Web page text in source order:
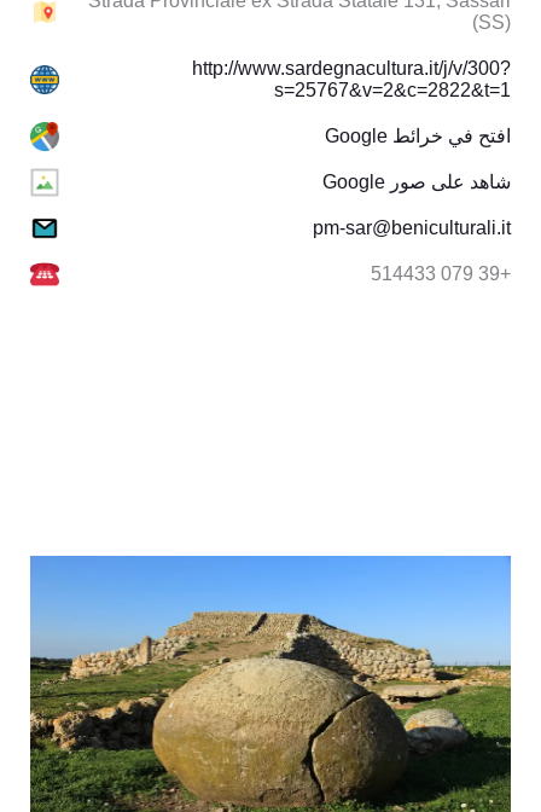
(SS)
http://www.sardegnacultura.it/j/v/300?
s=25767&v=2&c=2822&t=1
افتح في خرائط Google
شاهد على صور Google
pm-sar@beniculturali.it
+39 079 514433